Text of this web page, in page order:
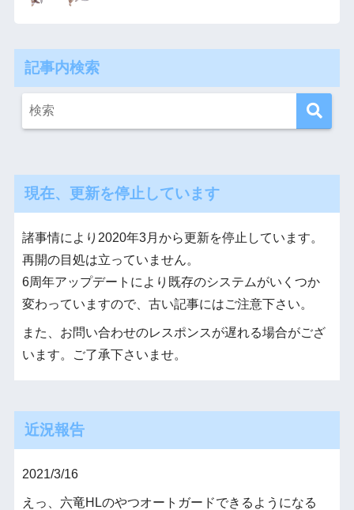
記事内検索
現在、更新を停止しています
諸事情により2020年3月から更新を停止しています。
再開の目処は立っていません。
6周年アップデートにより既存のシステムがいくつか
変わっていますので、古い記事にはご注意下さい。
また、お問い合わせのレスポンスが遅れる場合がござ
います。ご了承下さいませ。
近況報告
2021/3/16
えっ、六竜HLのやつオートガードできるようになる